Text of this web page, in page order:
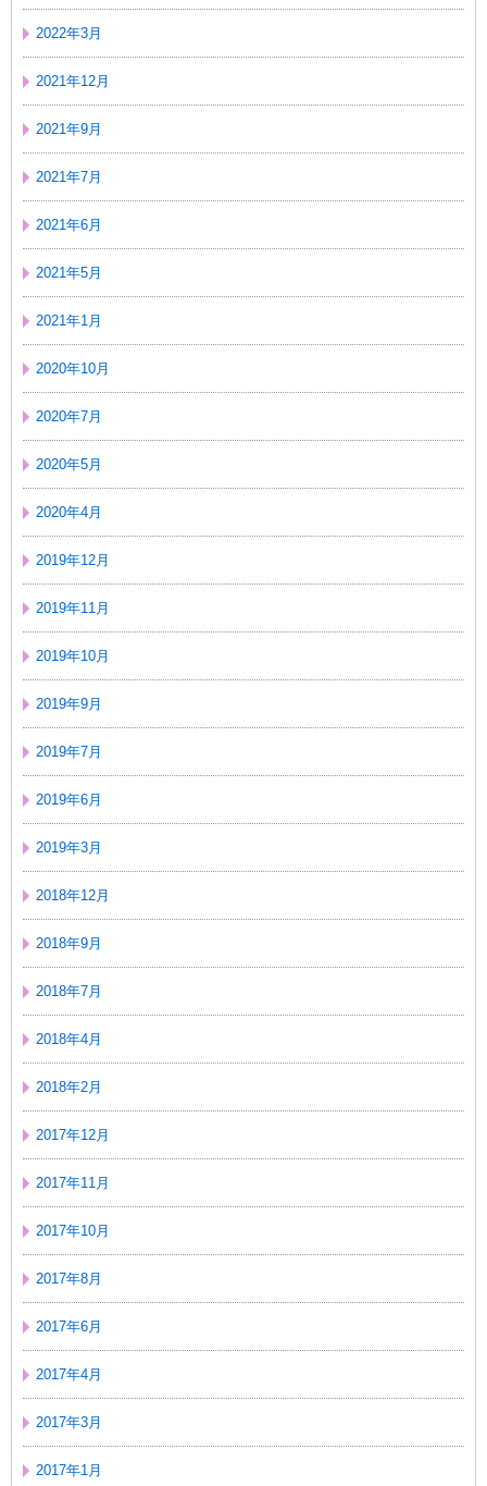
2022年3月
2021年12月
2021年9月
2021年7月
2021年6月
2021年5月
2021年1月
2020年10月
2020年7月
2020年5月
2020年4月
2019年12月
2019年11月
2019年10月
2019年9月
2019年7月
2019年6月
2019年3月
2018年12月
2018年9月
2018年7月
2018年4月
2018年2月
2017年12月
2017年11月
2017年10月
2017年8月
2017年6月
2017年4月
2017年3月
2017年1月